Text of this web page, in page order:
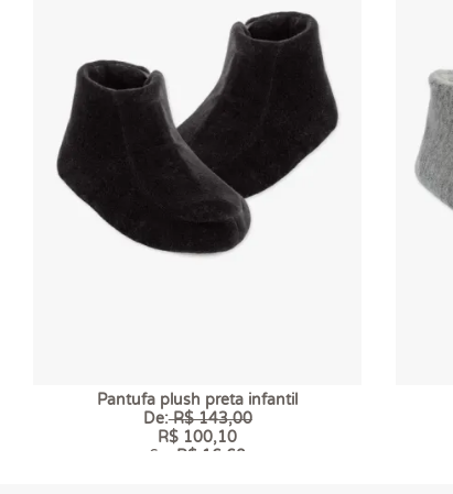
Pantufa plush preta infantil
De:R$ 143,00
R$ 100,10
6 x R$ 16,68